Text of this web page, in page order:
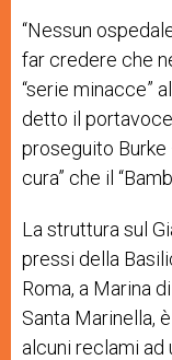
“Nessun
far credere che
“serie minacce”
detto il
proseguito Burke
cura” che il
La struttura sul
pressi della
Roma, a Marina
Santa Marinella,
alcuni reclami ad